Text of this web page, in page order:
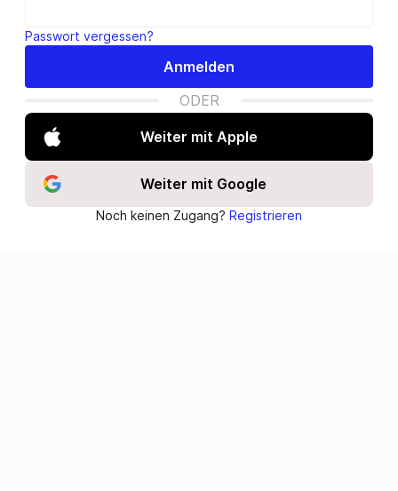
Passwort vergessen?
Anmelden
ODER
Weiter mit Apple
Weiter mit Google
Noch keinen Zugang? Registrieren